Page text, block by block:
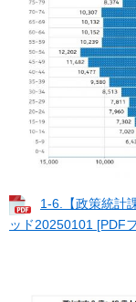
1-6.【政策統計
ッド20250101 [PDF